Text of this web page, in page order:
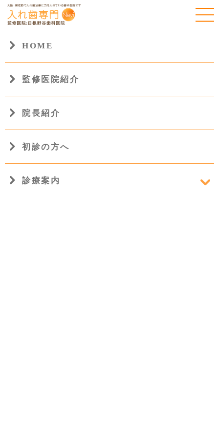
HOME
監修医院紹介
院長紹介
初診の方へ
診療案内